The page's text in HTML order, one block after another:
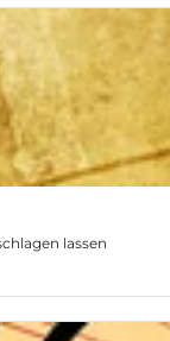
lassen